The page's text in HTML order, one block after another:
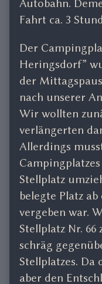
Autobahn.
Fahrt ca. 3
Der
Heringsdorf”
der
nach unserer
Wir wollten
verlängerten
Allerdings
Stellplatz
belegte Platz
vergeben war.
Stellplatz Nr. 66
schräg
Stellplatzes. Da
aber den